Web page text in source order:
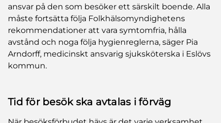
ansvar på den som besöker ett särskilt boende. Alla
måste fortsätta följa Folkhälsomyndighetens
rekommendationer att vara symtomfria, hålla
avstånd och noga följa hygienreglerna, säger Pia
Arndorff, medicinskt ansvarig sjuksköterska i Eslövs
kommun.
Tid för besök ska avtalas i förväg